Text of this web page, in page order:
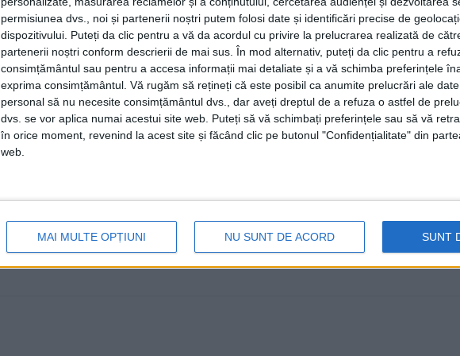
permisiunea dvs., noi și partenerii noștri putem folosi date și identificări precise de
dispozitivului. Puteți da clic pentru a vă da acordul cu privire la prelucrarea realizată de
partenerii noștri conform descrierii de mai sus. În mod alternativ, puteți da clic pentru a
consimțământul sau pentru a accesa informații mai detaliate și a vă schimba preferințele
exprima consimțământul. Vă rugăm să rețineți că este posibil ca anumite prelucrări ale
personal să nu necesite consimțământul dvs., dar aveți dreptul de a refuza o astfel de
dvs. se vor aplica numai acestui site web. Puteți să vă schimbați preferințele sau să vă
în orice moment, revenind la acest site și făcând clic pe butonul "Confidențialitate" din
web.
MAI MULTE OPȚIUNI NU SUNT DE ACORD SUNT
la cele veșnice. Managerul
două modele de
pentru semeni
30 DECEMBRIE, 2024
Asistentele medicale Monica Glaser și Lili Manguș,
Spitalului Clinic Județean Suceava, au ...